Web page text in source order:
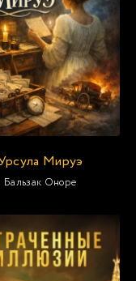
Мируэ
Бальзак Оноре